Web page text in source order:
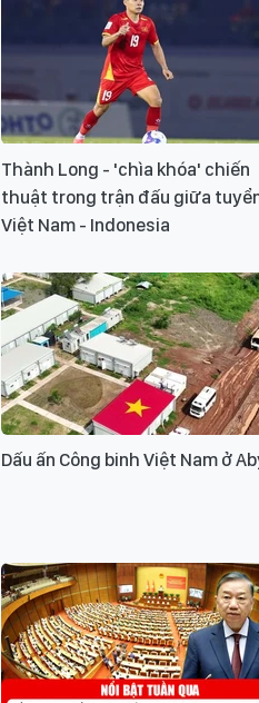
Thành Long - 'chìa khóa' chiến
thuật trong trận đấu giữa
Việt Nam - Indonesia
Dấu ấn Công binh Việt Nam ở